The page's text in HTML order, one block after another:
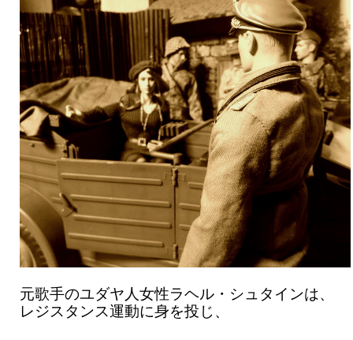
元歌手のユダヤ人女性ラヘル・シュタインは、
レジスタンス運動に身を投じ、